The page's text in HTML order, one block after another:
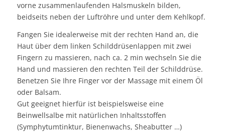
vorne zusammenlaufenden Halsmuskeln bilden,
beidseits neben der Luftröhre und unter dem Kehlkopf.
Fangen Sie idealerweise mit der rechten Hand an, die
Haut über dem linken Schilddrüsenlappen mit zwei
Fingern zu massieren, nach ca. 2 min wechseln Sie die
Hand und massieren den rechten Teil der Schilddrüse.
Benetzen Sie Ihre Finger vor der Massage mit einem Öl
oder Balsam.
Gut geeignet hierfür ist beispielsweise eine
Beinwellsalbe mit natürlichen Inhaltsstoffen
(Symphytumtinktur, Bienenwachs, Sheabutter …)